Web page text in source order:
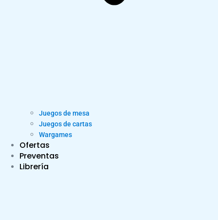
Juegos de mesa
Juegos de cartas
Wargames
Ofertas
Preventas
Librería